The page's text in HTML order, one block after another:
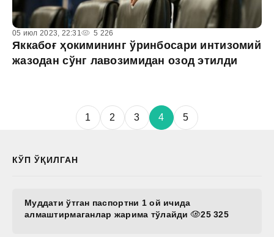
05 июл 2023, 22:31 5 226
Яккабоғ ҳокимининг ўринбосари интизомий
жазодан сўнг лавозимидан озод этилди
1 2 3 4 5
КЎП ЎҚИЛГАН
Муддати ўтган паспортни 1 ой ичида
алмаштирмаганлар жарима тўлайди
25 325